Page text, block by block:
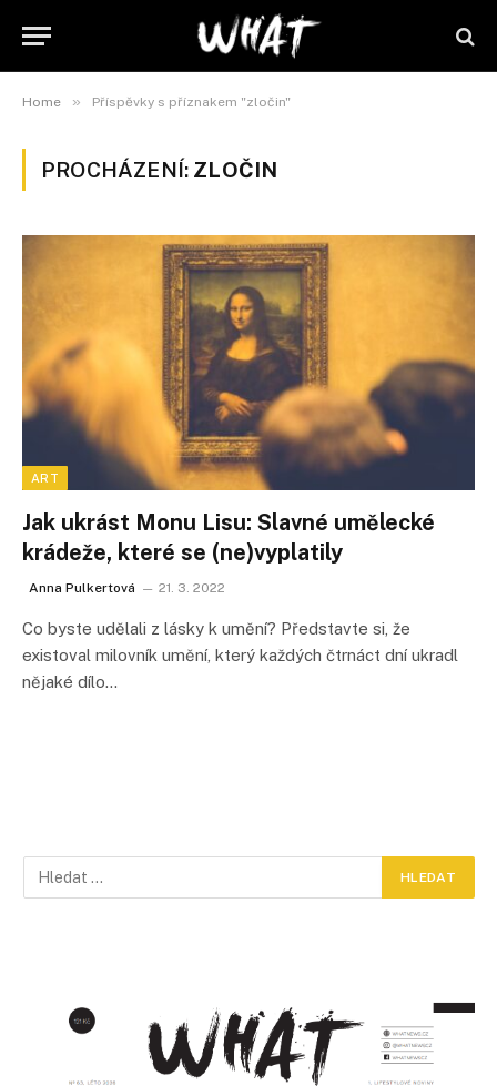
Home » Příspěvky s příznakem "zločin"
PROCHÁZENÍ: ZLOČIN
ART
Jak ukrást Monu Lisu: Slavné umělecké
krádeže, které se (ne)vyplatily
Anna Pulkertová 21. 3. 2022
Co byste udělali z lásky k umění? Představte si, že
existoval milovník umění, který každých čtrnáct dní ukradl
nějaké dílo…